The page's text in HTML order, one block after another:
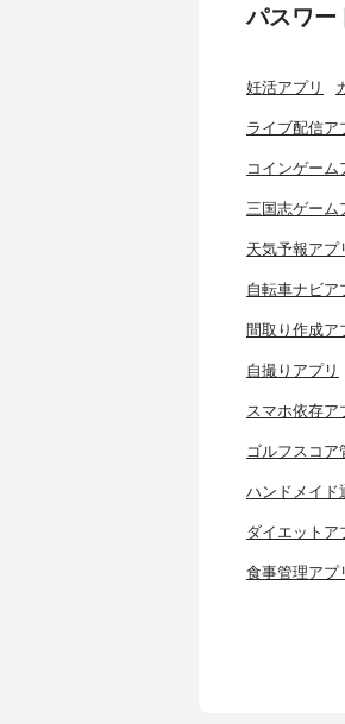
パスワー
妊活アプリ
ライブ配信ア
コインゲーム
三国志ゲーム
天気予報アプ
自転車ナビア
間取り作成ア
自撮りアプリ
スマホ依存ア
ゴルフスコア
ハンドメイド
ダイエットア
食事管理アプ